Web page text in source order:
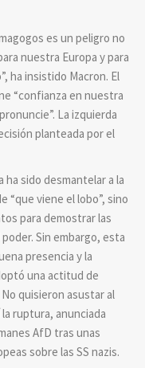
es un peligro no
nuestra Europa y para
ha insistido Macron. El
“confianza en nuestra
La izquierda
planteada por el
sido desmantelar a la
“que viene el lobo”, sino
para demostrar las
Sin embargo, esta
presencia y la
una actitud de
quisieron asustar al
ruptura, anunciada
AfD tras unas
sobre las SS nazis.